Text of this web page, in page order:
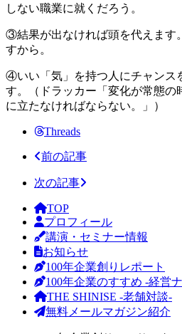
しない職業に就くだろう。
③結果が出なければ頭を代えます
すから。
④いい「気」を持つ人にチャンス
す。（ドラッカー「変化が常態の
に立たなければならない。」）
Threads
前の記事
次の記事
TOP
プロフィール
講演・セミナー情報
お知らせ
100年企業創りレポート
100年企業のすすめ -経営
THE SHINISE -老舗対談-
無料メールマガジン紹介